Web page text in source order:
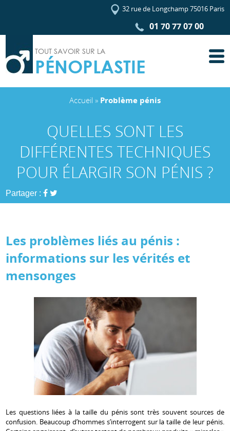
32 rue de Longchamp 75016 Paris
01 70 77 07 00
TOUT SAVOIR SUR LA
PÉNOPLASTIE
Accueil » Problème pénis
QUELLES SONT LES
DIFFÉRENTES TECHNIQUES
POUR ÉLARGIR SON PÉNIS ?
Partager :
Les problèmes liés au pénis :
informations sur les vérités et
mensonges
Les questions liées à la taille du pénis sont très souvent sources de
confusion. Beaucoup d’hommes s’interrogent sur la taille de leur pénis.